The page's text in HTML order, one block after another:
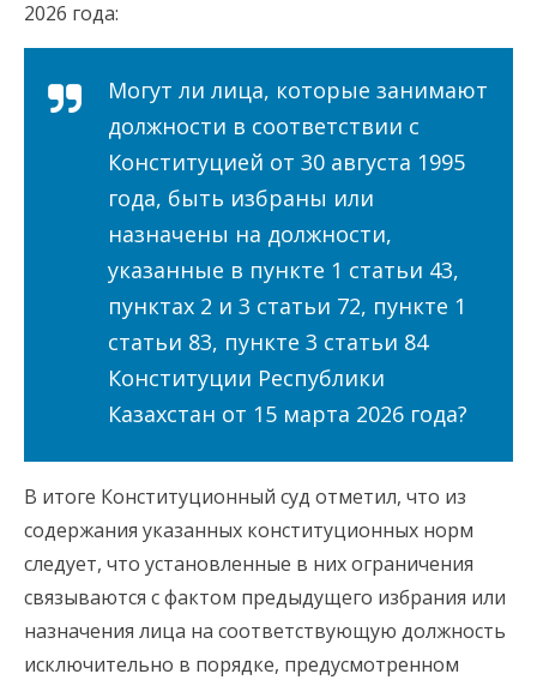
2026 года:
Могут ли лица, которые занимают
должности в соответствии с
Конституцией от 30 августа 1995
года, быть избраны или
назначены на должности,
указанные в пункте 1 статьи 43,
пунктах 2 и 3 статьи 72, пункте 1
статьи 83, пункте 3 статьи 84
Конституции Республики
Казахстан от 15 марта 2026 года?
В итоге Конституционный суд отметил, что из
содержания указанных конституционных норм
следует, что установленные в них ограничения
связываются с фактом предыдущего избрания или
назначения лица на соответствующую должность
исключительно в порядке, предусмотренном